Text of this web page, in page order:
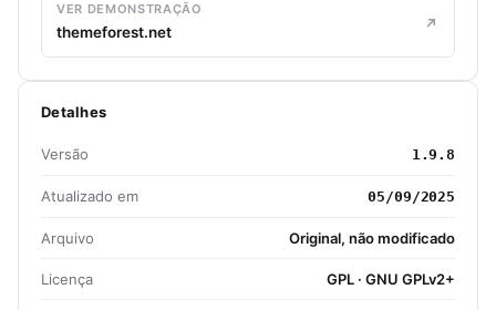
VER DEMONSTRAÇÃO
themeforest.net
Detalhes
Versão 1.9.8
Atualizado em 05/09/2025
Arquivo Original, não modificado
Licença GPL · GNU GPLv2+